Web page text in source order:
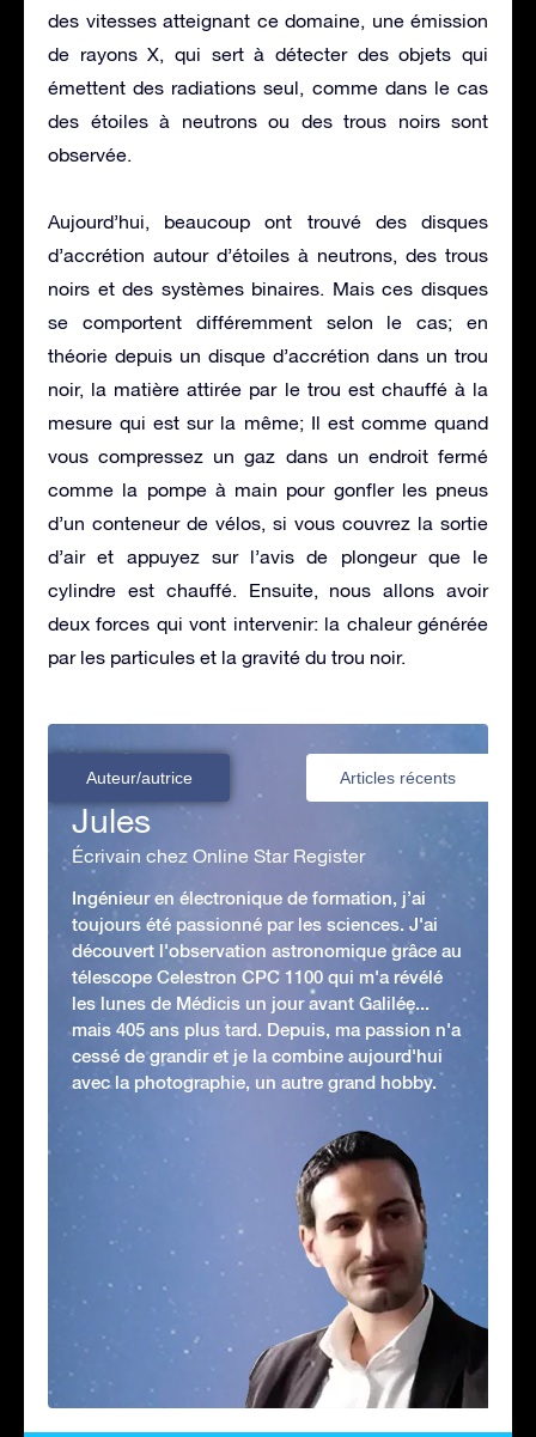
des vitesses atteignant ce domaine, une émission
de rayons X, qui sert à détecter des objets qui
émettent des radiations seul, comme dans le cas
des étoiles à neutrons ou des trous noirs sont
observée.
Aujourd’hui, beaucoup ont trouvé des disques
d’accrétion autour d’étoiles à neutrons, des trous
noirs et des systèmes binaires. Mais ces disques
se comportent différemment selon le cas; en
théorie depuis un disque d’accrétion dans un trou
noir, la matière attirée par le trou est chauffé à la
mesure qui est sur la même; Il est comme quand
vous compressez un gaz dans un endroit fermé
comme la pompe à main pour gonfler les pneus
d’un conteneur de vélos, si vous couvrez la sortie
d’air et appuyez sur l’avis de plongeur que le
cylindre est chauffé. Ensuite, nous allons avoir
deux forces qui vont intervenir: la chaleur générée
par les particules et la gravité du trou noir.
Auteur/autrice Articles récents
Jules
Écrivain chez Online Star Register
Ingénieur en électronique de formation, j’ai
toujours été passionné par les sciences. J'ai
découvert l'observation astronomique grâce au
télescope Celestron CPC 1100 qui m'a révélé
les lunes de Médicis un jour avant Galilée...
mais 405 ans plus tard. Depuis, ma passion n'a
cessé de grandir et je la combine aujourd'hui
avec la photographie, un autre grand hobby.